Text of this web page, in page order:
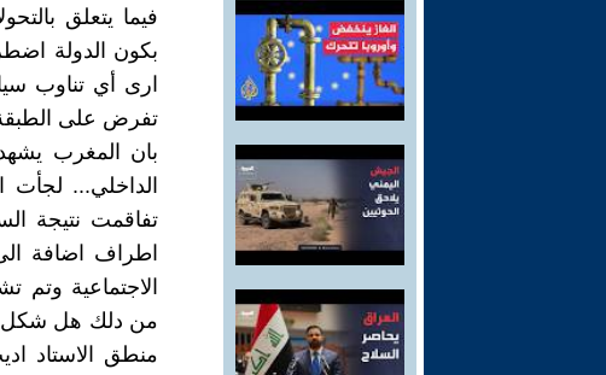
فيما يتعلق
بكون الدولة
ارى أي تناوب
تفرض على الطبقة
بان المغرب
الداخلي...
تفاقمت نتيجة
اطراف اضافة
الاجتماعية وتم
من دلك هل شكل
منطق الاستاد